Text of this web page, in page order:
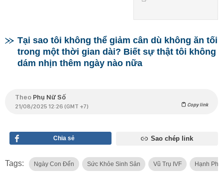
Tại sao tôi không thể giảm cân dù không ăn tối
trong một thời gian dài? Biết sự thật tôi không
dám nhịn thêm ngày nào nữa
Theo Phụ Nữ Số
21/08/2025 12:26 (GMT +7) Copy link
Chia sẻ Sao chép link
Tags: Ngày Con Đến Sức Khỏe Sinh Sản Vũ Trụ IVF Hạnh